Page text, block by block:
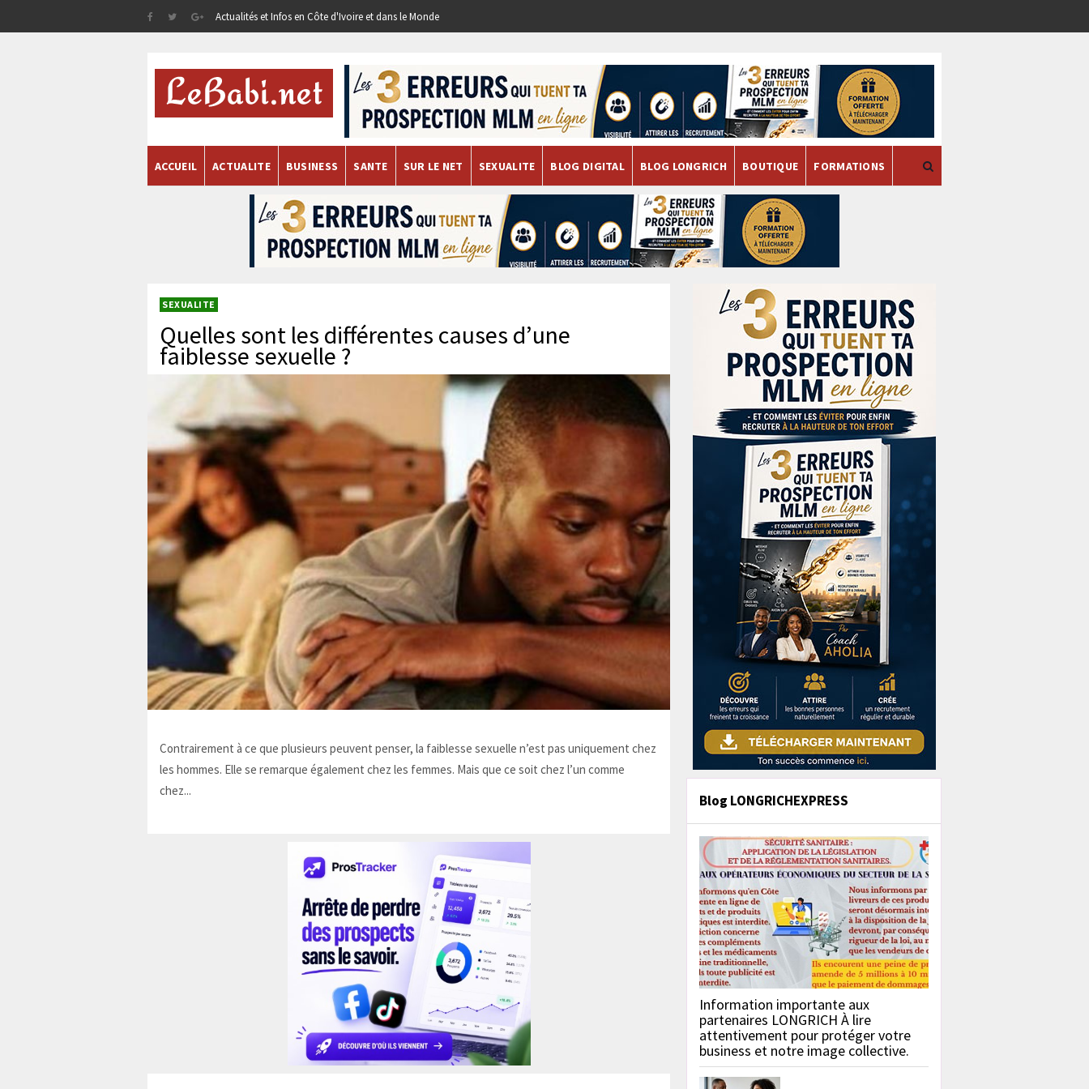
Actualités et Infos en Côte d'Ivoire et dans le Monde
ACCUEIL ACTUALITE BUSINESS SANTE SUR LE NET SEXUALITE BLOG DIGITAL BLOG LONGRICH BOUTIQUE FORMATIONS
SEXUALITE
Quelles sont les différentes causes d’une
faiblesse sexuelle ?
Contrairement à ce que plusieurs peuvent penser, la faiblesse sexuelle n’est pas uniquement chez
les hommes. Elle se remarque également chez les femmes. Mais que ce soit chez l’un comme
chez...
Blog LONGRICHEXPRESS
Information importante aux
partenaires LONGRICH À lire
attentivement pour protéger votre
business et notre image collective.